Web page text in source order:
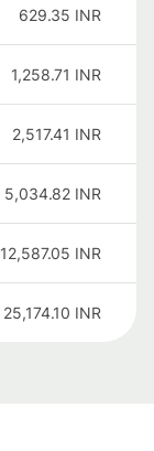
629.35 INR
1,258.71 INR
2,517.41 INR
5,034.82 INR
12,587.05 INR
25,174.10 INR